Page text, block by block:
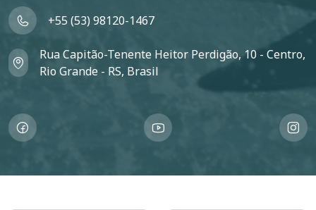
+55 (53) 98120-1467
Rua Capitão-Tenente Heitor Perdigão, 10 - Centro,
Rio Grande - RS, Brasil